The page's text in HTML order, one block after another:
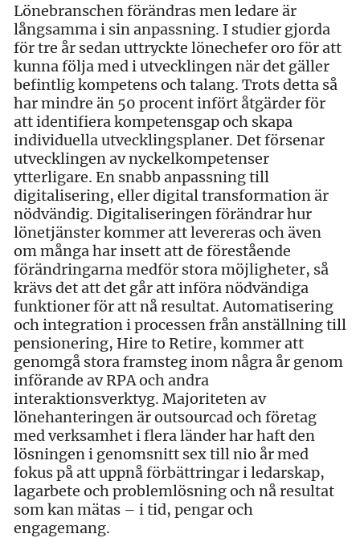
Lönebranschen förändras men ledare är
långsamma i sin anpassning. I studier gjorda
för tre år sedan uttryckte lönechefer oro för att
kunna följa med i utvecklingen när det gäller
befintlig kompetens och talang. Trots detta så
har mindre än 50 procent infört åtgärder för
att identifiera kompetensgap och skapa
individuella utvecklingsplaner. Det försenar
utvecklingen av nyckelkompetenser
ytterligare. En snabb anpassning till
digitalisering, eller digital transformation är
nödvändig. Digitaliseringen förändrar hur
lönetjänster kommer att levereras och även
om många har insett att de förestående
förändringarna medför stora möjligheter, så
krävs det att det går att införa nödvändiga
funktioner för att nå resultat. Automatisering
och integration i processen från anställning till
pensionering, Hire to Retire, kommer att
genomgå stora framsteg inom några år genom
införande av RPA och andra
interaktionsverktyg. Majoriteten av
lönehanteringen är outsourcad och företag
med verksamhet i flera länder har haft den
lösningen i genomsnitt sex till nio år med
fokus på att uppnå förbättringar i ledarskap,
lagarbete och problemlösning och nå resultat
som kan mätas – i tid, pengar och
engagemang.